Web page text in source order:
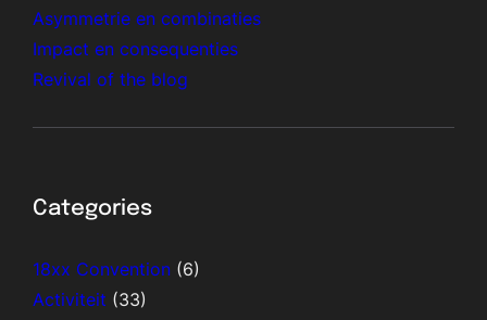
Asymmetrie en combinaties
Impact en consequenties
Revival of the blog
Categories
18xx Convention (6)
Activiteit (33)